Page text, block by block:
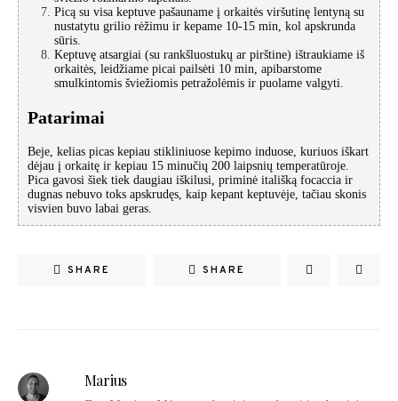
Picą su visa keptuve pašauname į orkaitės viršutinę lentyną su
nustatytu grilio rėžimu ir kepame 10-15 min, kol apskrunda
sūris.
Keptuvę atsargiai (su rankšluostukų ar pirštine) ištraukiame iš
orkaitės, leidžiame picai pailsėti 10 min, apibarstome
smulkintomis šviežiomis petražolėmis ir puolame valgyti.
Patarimai
Beje, kelias picas kepiau stikliniuose kepimo induose, kuriuos iškart
dėjau į orkaitę ir kepiau 15 minučių 200 laipsnių temperatūroje.
Pica gavosi šiek tiek daugiau iškilusi, priminė itališką focaccia ir
dugnas nebuvo toks apskrudęs, kaip kepant keptuvėje, tačiau skonis
visvien buvo labai geras.
SHARE SHARE
Marius